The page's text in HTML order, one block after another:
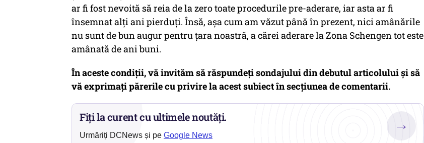
ar fi fost nevoită să reia de la zero toate procedurile pre-aderare, iar asta ar fi
însemnat alți ani pierduți. Însă, așa cum am văzut până în prezent, nici amânările
nu sunt de bun augur pentru țara noastră, a cărei aderare la Zona Schengen tot este
amânată de ani buni.
În aceste condiții, vă invităm să răspundeți sondajului din debutul articolului și să
vă exprimați părerile cu privire la acest subiect în secțiunea de comentarii.
Fiți la curent cu ultimele noutăți.
Urmăriți DCNews și pe Google News
→